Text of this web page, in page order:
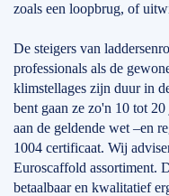
zoals een loopbrug, of
De steigers van
professionals als de
klimstellages zijn duur in
bent gaan ze zo'n 10 tot
aan de geldende wet –en
1004 certificaat. Wij
Euroscaffold assortiment.
betaalbaar en kwalitatief